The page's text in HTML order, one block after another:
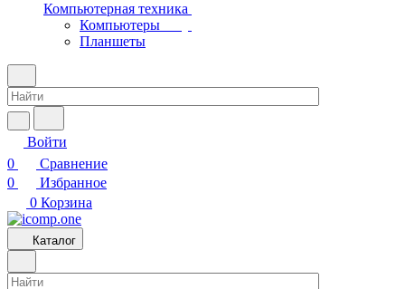
Компьютерная техника
Компьютеры
Планшеты
Войти
0
Сравнение
0
Избранное
0 Корзина
Каталог